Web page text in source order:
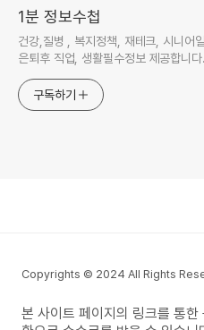
1분 정보수첩
건강,질병 , 복지정책, 재테크, 시니어
은퇴후 직업, 생활필수정보 제공합니다.
구독하기
Copyrights © 2024 All Rights
본 사이트 페이지의 링크를 통